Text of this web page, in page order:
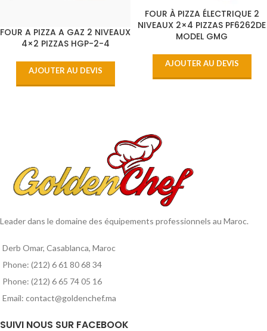
FOUR A PIZZA A GAZ 2 NIVEAUX
4×2 PIZZAS HGP-2-4
AJOUTER AU DEVIS
FOUR À PIZZA ÉLECTRIQUE 2
NIVEAUX 2×4 PIZZAS PF6262DE
MODEL GMG
AJOUTER AU DEVIS
Leader dans le domaine des équipements professionnels au Maroc.
Derb Omar, Casablanca, Maroc
Phone: (212) 6 61 80 68 34
Phone: (212) 6 65 74 05 16
Email: contact@goldenchef.ma
SUIVI NOUS SUR FACEBOOK